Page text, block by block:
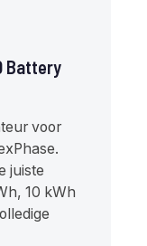
Battery
voor
juiste
10 kWh